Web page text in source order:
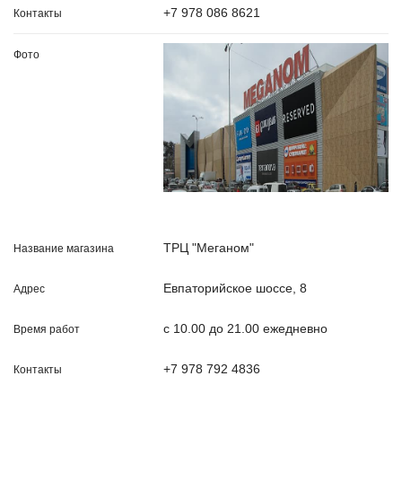
+7 978 086 8621
ТРЦ "Меганом"
Евпаторийское шоссе, 8
с 10.00 до 21.00 ежедневно
+7 978 792 4836